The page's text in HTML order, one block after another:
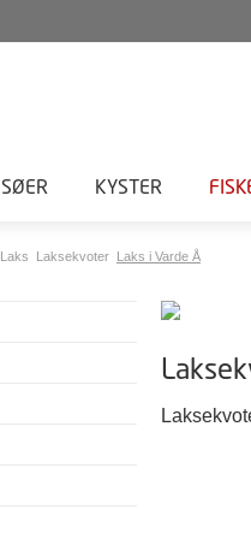
SØER KYSTER
Laks Laksekvoter Laks i Varde Å